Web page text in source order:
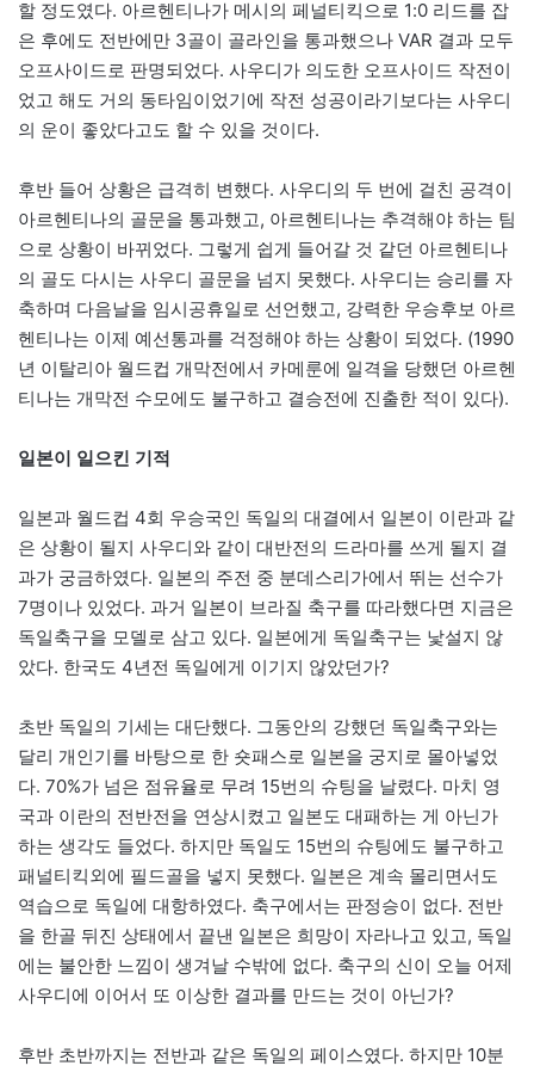
할 정도였다. 아르헨티나가 메시의 페널티킥으로 1:0 리드를 잡
은 후에도 전반에만 3골이 골라인을 통과했으나 VAR 결과 모두
오프사이드로 판명되었다. 사우디가 의도한 오프사이드 작전이
었고 해도 거의 동타임이었기에 작전 성공이라기보다는 사우디
의 운이 좋았다고도 할 수 있을 것이다.
후반 들어 상황은 급격히 변했다. 사우디의 두 번에 걸친 공격이
아르헨티나의 골문을 통과했고, 아르헨티나는 추격해야 하는 팀
으로 상황이 바뀌었다. 그렇게 쉽게 들어갈 것 같던 아르헨티나
의 골도 다시는 사우디 골문을 넘지 못했다. 사우디는 승리를 자
축하며 다음날을 임시공휴일로 선언했고, 강력한 우승후보 아르
헨티나는 이제 예선통과를 걱정해야 하는 상황이 되었다. (1990
년 이탈리아 월드컵 개막전에서 카메룬에 일격을 당했던 아르헨
티나는 개막전 수모에도 불구하고 결승전에 진출한 적이 있다).
일본이 일으킨 기적
일본과 월드컵 4회 우승국인 독일의 대결에서 일본이 이란과 같
은 상황이 될지 사우디와 같이 대반전의 드라마를 쓰게 될지 결
과가 궁금하였다. 일본의 주전 중 분데스리가에서 뛰는 선수가
7명이나 있었다. 과거 일본이 브라질 축구를 따라했다면 지금은
독일축구을 모델로 삼고 있다. 일본에게 독일축구는 낯설지 않
았다. 한국도 4년전 독일에게 이기지 않았던가?
초반 독일의 기세는 대단했다. 그동안의 강했던 독일축구와는
달리 개인기를 바탕으로 한 숏패스로 일본을 궁지로 몰아넣었
다. 70%가 넘은 점유율로 무려 15번의 슈팅을 날렸다. 마치 영
국과 이란의 전반전을 연상시켰고 일본도 대패하는 게 아닌가
하는 생각도 들었다. 하지만 독일도 15번의 슈팅에도 불구하고
패널티킥외에 필드골을 넣지 못했다. 일본은 계속 몰리면서도
역습으로 독일에 대항하였다. 축구에서는 판정승이 없다. 전반
을 한골 뒤진 상태에서 끝낸 일본은 희망이 자라나고 있고, 독일
에는 불안한 느낌이 생겨날 수밖에 없다. 축구의 신이 오늘 어제
사우디에 이어서 또 이상한 결과를 만드는 것이 아닌가?
후반 초반까지는 전반과 같은 독일의 페이스였다. 하지만 10분